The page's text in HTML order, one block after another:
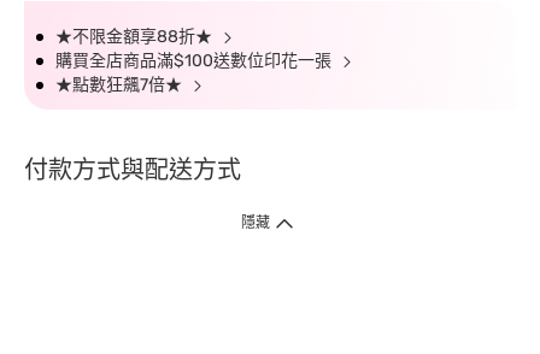
★不限金額享88折★
購買全店商品滿$100送數位印花一張
★點數狂飆7倍★
付款方式與配送方式
隱藏